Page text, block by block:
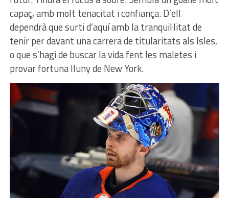
capaç, amb molt tenacitat i confiança. D’ell
dependrà que surti d’aquí amb la tranquil·litat de
tenir per davant una carrera de titularitats als Isles,
o que s’hagi de buscar la vida fent les maletes i
provar fortuna lluny de New York.